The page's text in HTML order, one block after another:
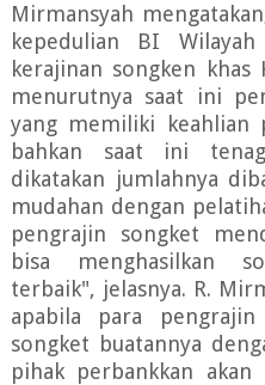
Mirmansyah
kepedulian BI
kerajinan songken
menurutnya saat ini
yang memiliki keahlian
bahkan saat ini
dikatakan jumlahnya
mudahan dengan
pengrajin songket
bisa menghasilkan
terbaik", jelasnya. R.
apabila para
songket buatannya
pihak perbankkan